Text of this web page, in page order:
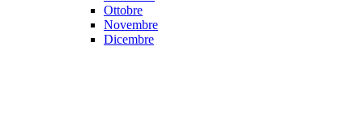
Ottobre
Novembre
Dicembre